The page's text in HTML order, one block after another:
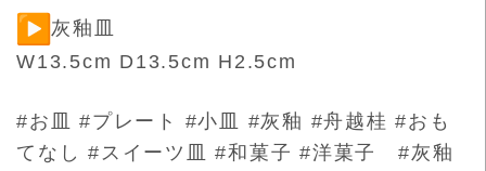
灰釉皿
W13.5cm D13.5cm H2.5cm
#お皿 #プレート #小皿 #灰釉 #舟越桂 #おも
てなし #スイーツ皿 #和菓子 #洋菓子 #灰釉